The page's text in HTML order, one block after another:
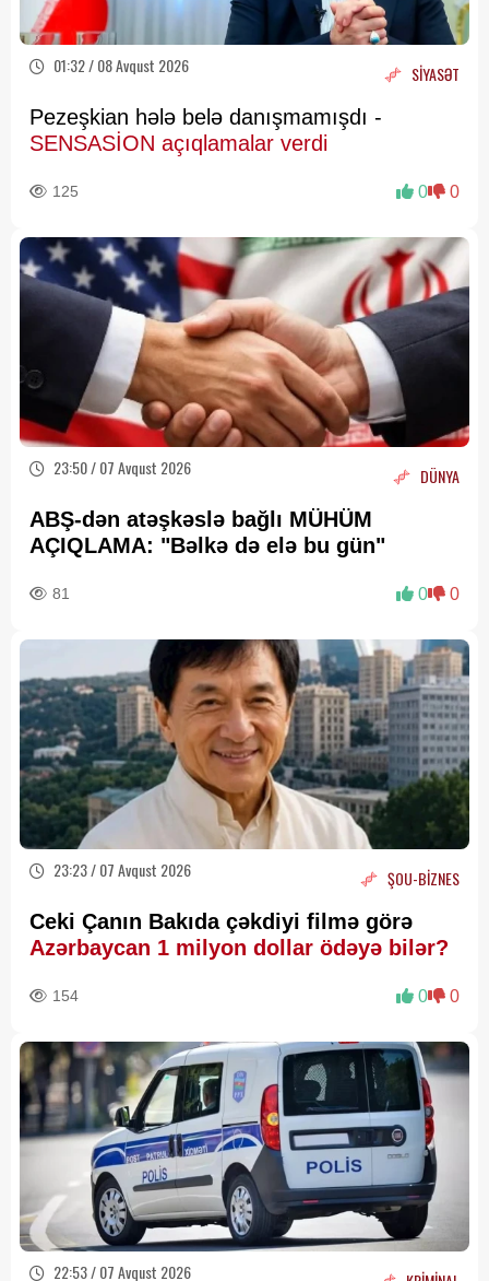
01:32 / 08 Avqust 2026 SİYASƏT
Pezeşkian hələ belə danışmamışdı -
SENSASİON açıqlamalar verdi
125 0 0
23:50 / 07 Avqust 2026 DÜNYA
ABŞ-dən atəşkəslə bağlı MÜHÜM
AÇIQLAMA: "Bəlkə də elə bu gün"
81 0 0
23:23 / 07 Avqust 2026 ŞOU-BİZNES
Ceki Çanın Bakıda çəkdiyi filmə görə
Azərbaycan 1 milyon dollar ödəyə bilər?
154 0 0
22:53 / 07 Avqust 2026